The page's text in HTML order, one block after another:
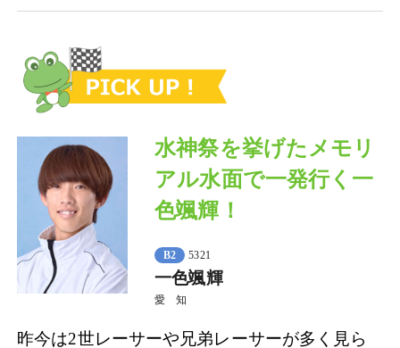
水神祭を挙げたメモリ
アル水面で一発行く一
色颯輝！
B2 5321
一色颯輝
愛 知
昨今は2世レーサーや兄弟レーサーが多く見ら